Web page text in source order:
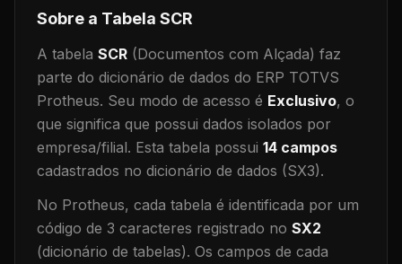
Sobre a Tabela SCR
A tabela SCR (Documentos com Alçada) faz
parte do dicionário de dados do ERP TOTVS
Protheus. Seu modo de acesso é Exclusivo, o
que significa que possui dados isolados por
empresa/filial. Esta tabela possui 14 campos
cadastrados no dicionário de dados (SX3).
No Protheus, cada tabela é identificada por um
código de 3 caracteres registrado no SX2
(dicionário de tabelas). Os campos de cada